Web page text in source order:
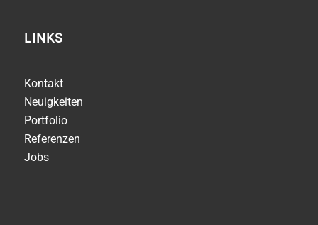
LINKS
Kontakt
Neuigkeiten
Portfolio
Referenzen
Jobs